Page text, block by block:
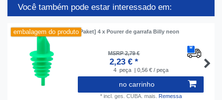
Você também pode estar interessado em:
embalagem do produto[Paket] 4 x Pourer de garrafa Billy neon
MSRP 2,79 €
2,23 € *
4 peça | 0,56 € / peça
no carrinho
* incl. ges. CUBA. mais. Remessa